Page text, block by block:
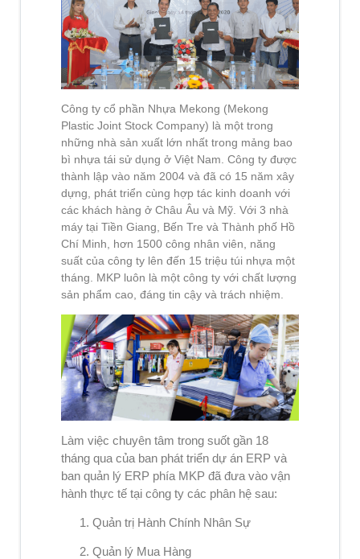
Công ty cổ phần Nhựa Mekong (Mekong
Plastic Joint Stock Company) là một trong
những nhà sản xuất lớn nhất trong mảng bao
bì nhựa tái sử dụng ở Việt Nam. Công ty được
thành lập vào năm 2004 và đã có 15 năm xây
dựng, phát triển cùng hợp tác kinh doanh với
các khách hàng ở Châu Âu và Mỹ. Với 3 nhà
máy tại Tiền Giang, Bến Tre và Thành phố Hồ
Chí Minh, hơn 1500 công nhân viên, năng
suất của công ty lên đến 15 triệu túi nhựa một
tháng. MKP luôn là một công ty với chất lượng
sản phẩm cao, đáng tin cậy và trách nhiệm.
Làm việc chuyên tâm trong suốt gần 18
tháng qua của ban phát triển dự án ERP và
ban quản lý ERP phía MKP đã đưa vào vận
hành thực tế tại công ty các phân hệ sau:
1. Quản trị Hành Chính Nhân Sự
2. Quản lý Mua Hàng